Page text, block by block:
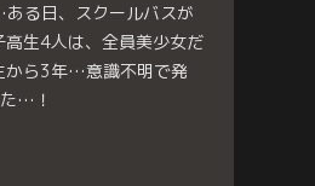
る日、スクールバスが
生4人は、全員美少女だ
から3年…意識不明で発
…！